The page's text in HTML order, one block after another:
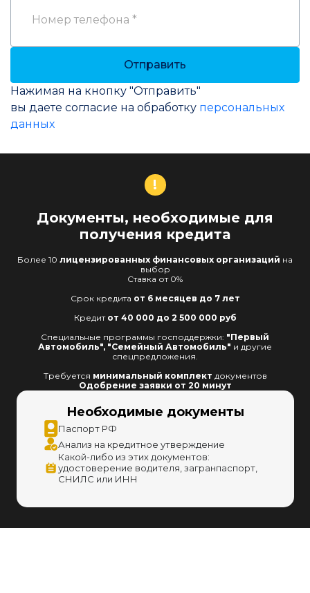
Отправить
Нажимая на кнопку "Отправить"
вы даете согласие на обработку персональных
данных
!
Документы, необходимые для
получения кредита
Более 10 лицензированных финансовых организаций на
выбор
Cтавка от 0%
Срок кредита от 6 месяцев до 7 лет
Кредит от 40 000 до 2 500 000 руб
Специальные программы господдержки: "Первый
Автомобиль", "Семейный Автомобиль" и другие
спецпредложения.
Требуется минимальный комплект документов
Одобрение заявки от 20 минут
Необходимые документы
Паспорт РФ
Анализ на кредитное утверждение
Какой-либо из этих документов:
удостоверение водителя, загранпаспорт,
СНИЛС или ИНН